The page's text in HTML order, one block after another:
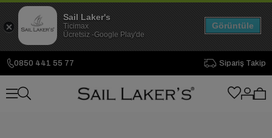
0850 441 55 77 Sipariş Takip
Sail Laker's
Ticimax
Ücretsiz -Google Play'de
Görüntüle